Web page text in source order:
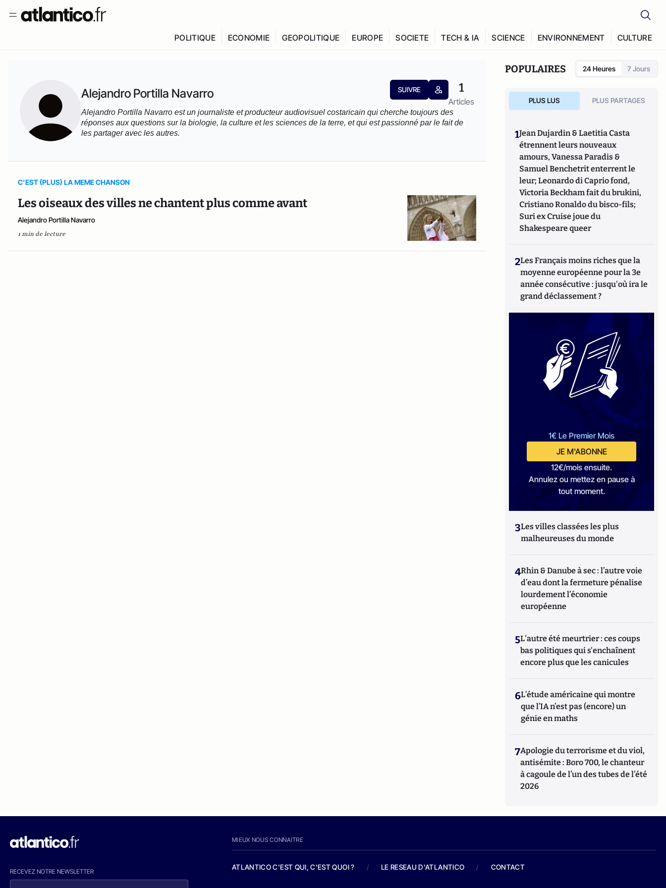
POLITIQUE ECONOMIE GEOPOLITIQUE EUROPE SOCIETE TECH & IA SCIENCE ENVIRONNEMENT CULTURE
Alejandro Portilla Navarro SUIVRE 1
Articles
Alejandro Portilla Navarro est un journaliste et producteur audiovisuel costaricain qui cherche toujours des
réponses aux questions sur la biologie, la culture et les sciences de la terre, et qui est passionné par le fait de
les partager avec les autres.
C’EST (PLUS) LA MEME CHANSON
Les oiseaux des villes ne chantent plus comme avant
Alejandro Portilla Navarro
1 min de lecture
POPULAIRES 24 Heures 7 Jours
PLUS LUS PLUS PARTAGES
1Jean Dujardin & Laetitia Casta
étrennent leurs nouveaux
amours, Vanessa Paradis &
Samuel Benchetrit enterrent le
leur; Leonardo di Caprio fond,
Victoria Beckham fait du brukini,
Cristiano Ronaldo du bisco-fils;
Suri ex Cruise joue du
Shakespeare queer
2Les Français moins riches que la
moyenne européenne pour la 3e
année consécutive : jusqu'où ira le
grand déclassement ?
1€ Le Premier Mois
JE M'ABONNE
12€/mois ensuite.
Annulez ou mettez en pause à
tout moment.
3Les villes classées les plus
malheureuses du monde
4Rhin & Danube à sec : l’autre voie
d’eau dont la fermeture pénalise
lourdement l’économie
européenne
5L'autre été meurtrier : ces coups
bas politiques qui s'enchaînent
encore plus que les canicules
6L’étude américaine qui montre
que l’IA n’est pas (encore) un
génie en maths
7Apologie du terrorisme et du viol,
antisémite : Boro 700, le chanteur
à cagoule de l’un des tubes de l’été
2026
RECEVEZ NOTRE NEWSLETTER
MIEUX NOUS CONNAITRE
ATLANTICO C'EST QUI, C'EST QUOI ? / LE RESEAU D'ATLANTICO / CONTACT